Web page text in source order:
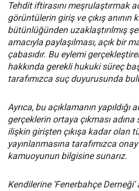
Tehdit iftirasını meşrulaştırmak
görüntülerin giriş ve çıkış anının
bütünlüğünden uzaklaştırılmış
amacıyla paylaşılması, açık bir
çabasıdır. Bu eylemi
hakkında gerekli hukuki süreç
tarafımızca suç duyurusunda
Ayrıca, bu açıklamanın yapıldığı
gerçeklerin ortaya çıkması
ilişkin girişten çıkışa kadar olan
yayınlanmasına tarafımızca
kamuoyunun bilgisine sunarız.
Kendilerine 'Fenerbahçe Derneği'